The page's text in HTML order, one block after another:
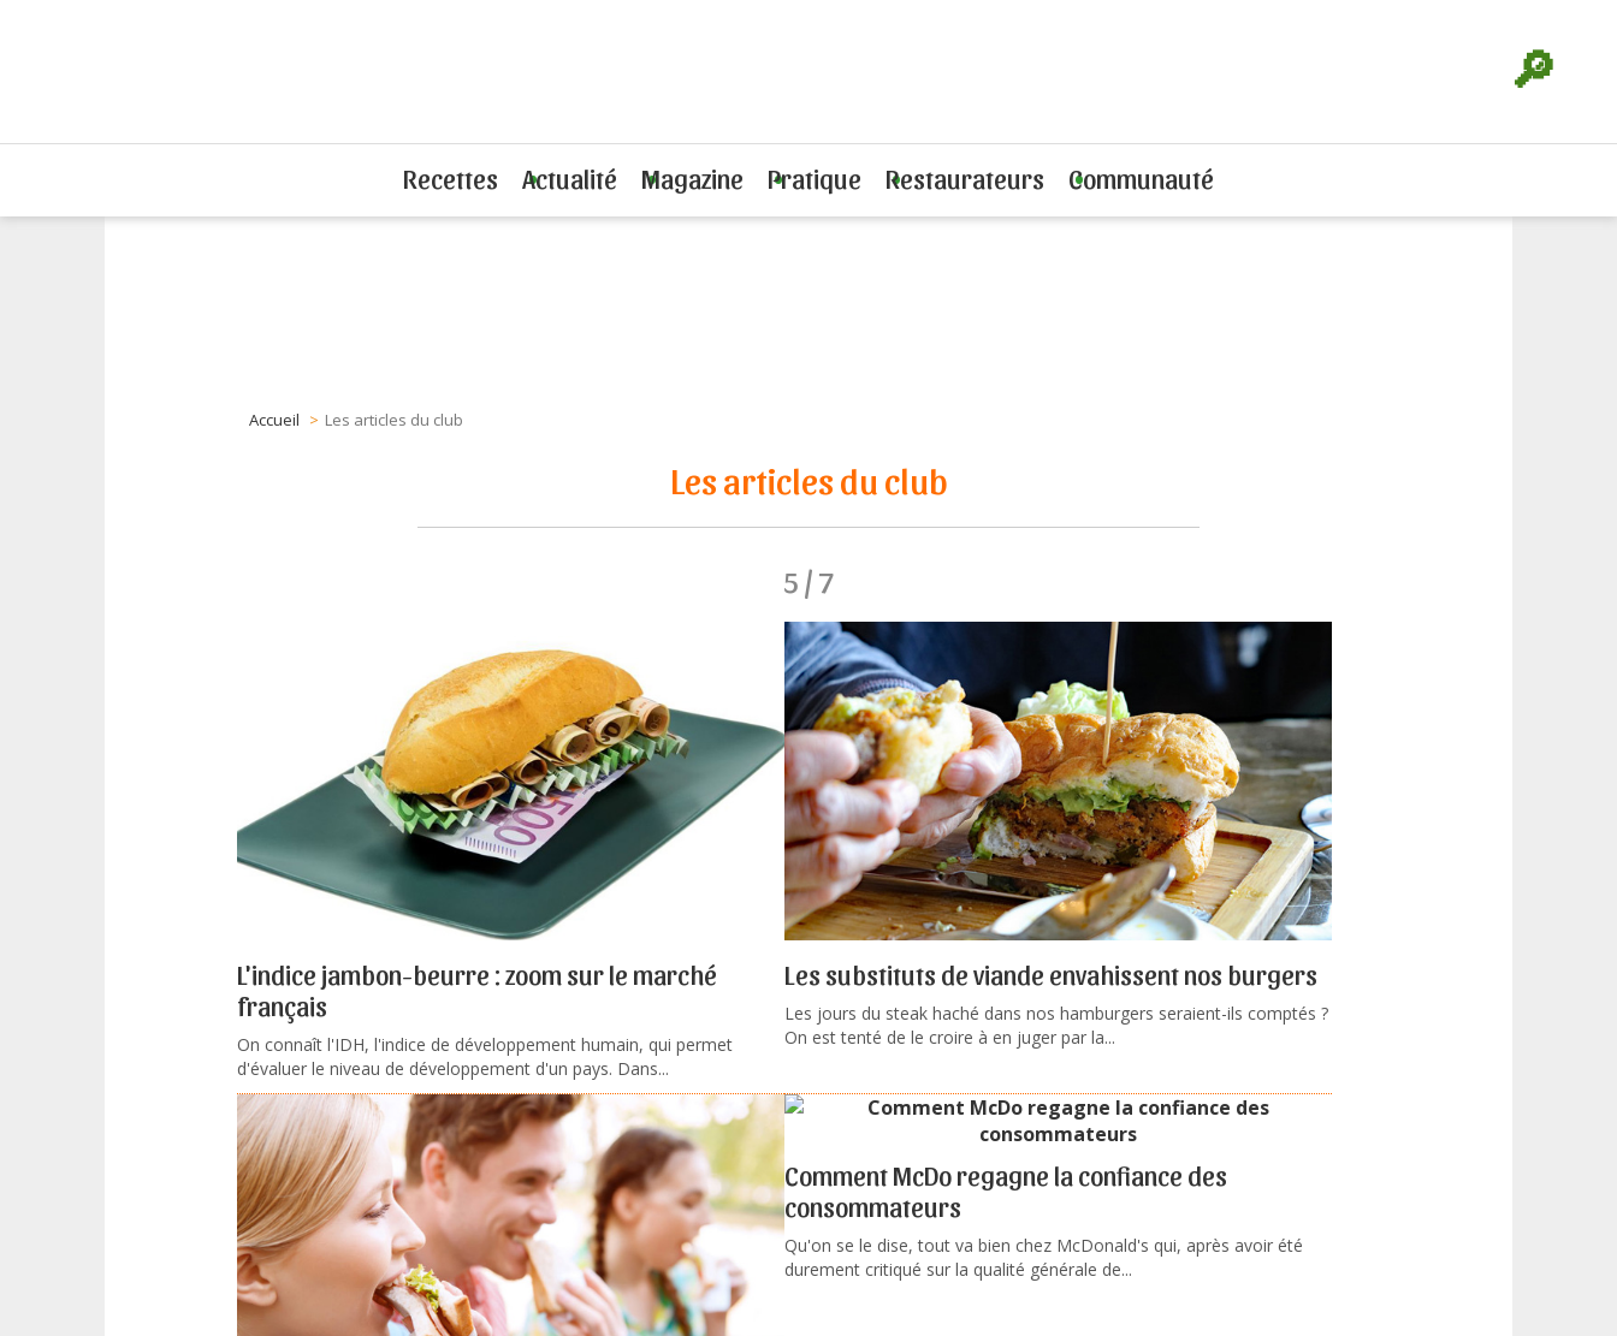
🔎
Recettes Actualité Magazine Pratique Restaurateurs Communauté
Accueil Les articles du club
Les articles du club
5 / 7
L'indice jambon-beurre : zoom sur le marché
français
On connaît l'IDH, l'indice de développement humain, qui permet
d'évaluer le niveau de développement d'un pays. Dans...
Les substituts de viande envahissent nos burgers
Les jours du steak haché dans nos hamburgers seraient-ils comptés ?
On est tenté de le croire à en juger par la...
Comment McDo regagne la confiance des
consommateurs
Qu'on se le dise, tout va bien chez McDonald's qui, après avoir été
durement critiqué sur la qualité générale de...